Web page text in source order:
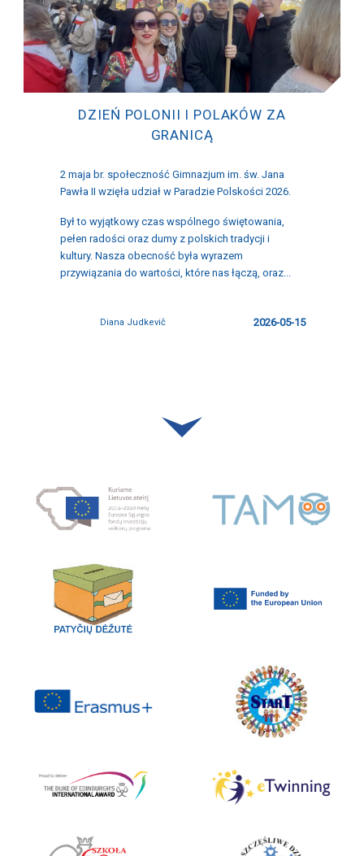
DZIEŃ POLONII I POLAKÓW ZA
GRANICĄ
2 maja br. społeczność Gimnazjum im. św. Jana
Pawła II wzięła udział w Paradzie Polskości 2026.
Był to wyjątkowy czas wspólnego świętowania,
pełen radości oraz dumy z polskich tradycji i
kultury. Nasza obecność była wyrazem
przywiązania do wartości, które nas łączą, oraz...
Diana Judkevič 2026-05-15